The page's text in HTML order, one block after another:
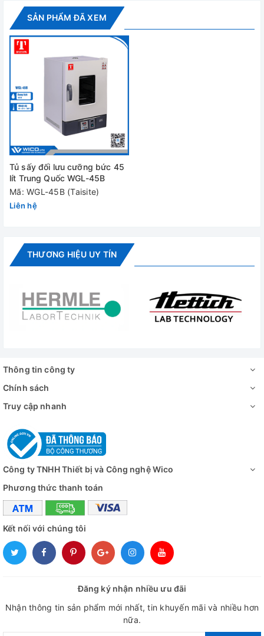
Khối lượng (NW/GW)
Đánh giá
SẢN PHẨM ĐÃ XEM
Tủ sấy đối lưu cưỡng bức 45
lít Trung Quốc WGL-45B
Mã: WGL-45B (Taisite)
Liên hệ
THƯƠNG HIỆU UY TÍN
Thông tin công ty
Chính sách
Truy cập nhanh
Công ty TNHH Thiết bị và Công nghệ Wico
Phương thức thanh toán
Kết nối với chúng tôi
Đăng ký nhận nhiều ưu đãi
Nhận thông tin sản phẩm mới nhất, tin khuyến mãi và nhiều hơn
nữa.